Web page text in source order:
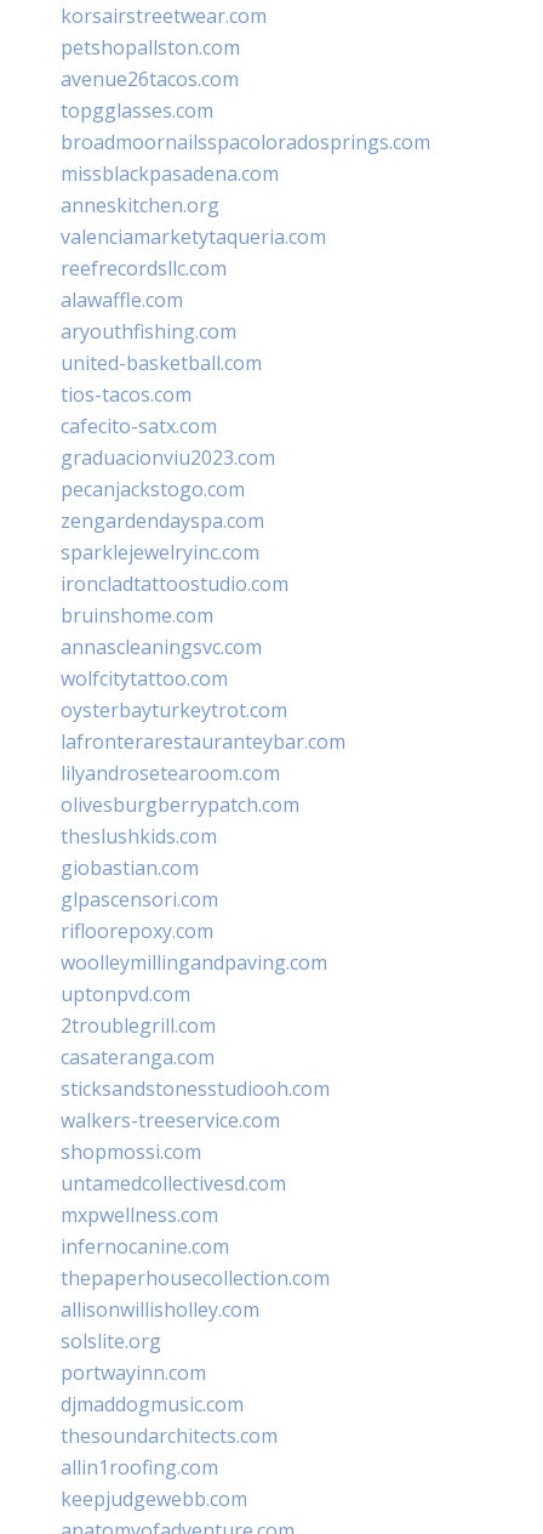
korsairstreetwear.com
petshopallston.com
avenue26tacos.com
topgglasses.com
broadmoornailsspacoloradosprings.com
missblackpasadena.com
anneskitchen.org
valenciamarketytaqueria.com
reefrecordsllc.com
alawaffle.com
aryouthfishing.com
united-basketball.com
tios-tacos.com
cafecito-satx.com
graduacionviu2023.com
pecanjackstogo.com
zengardendayspa.com
sparklejewelryinc.com
ironcladtattoostudio.com
bruinshome.com
annascleaningsvc.com
wolfcitytattoo.com
oysterbayturkeytrot.com
lafronterarestauranteybar.com
lilyandrosetearoom.com
olivesburgberrypatch.com
theslushkids.com
giobastian.com
glpascensori.com
rifloorepoxy.com
woolleymillingandpaving.com
uptonpvd.com
2troublegrill.com
casateranga.com
sticksandstonesstudiooh.com
walkers-treeservice.com
shopmossi.com
untamedcollectivesd.com
mxpwellness.com
infernocanine.com
thepaperhousecollection.com
allisonwillisholley.com
solslite.org
portwayinn.com
djmaddogmusic.com
thesoundarchitects.com
allin1roofing.com
keepjudgewebb.com